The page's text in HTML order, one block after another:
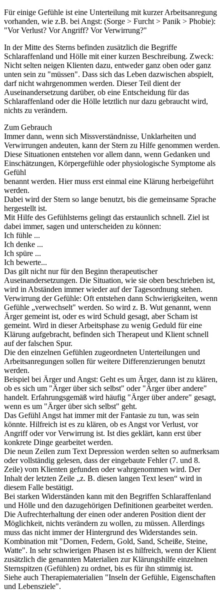
Für einige Gefühle ist eine Unterteilung mit kurzer Arbeitsanregung
vorhanden, wie z.B. bei Angst: (Sorge > Furcht > Panik > Phobie):
"Vor Verlust? Vor Angriff? Vor Verwirrung?"
In der Mitte des Sterns befinden zusätzlich die Begriffe
Schlaraffenland und Hölle mit einer kurzen Beschreibung. Zweck:
Nicht selten neigen Klienten dazu, entweder ganz oben oder ganz
unten sein zu "müssen". Dass sich das Leben dazwischen abspielt,
darf nicht wahrgenommen werden. Dieser Teil dient der
Auseinandersetzung darüber, ob eine Entscheidung für das
Schlaraffenland oder die Hölle letztlich nur dazu gebraucht wird,
nichts zu verändern.
Zum Gebrauch
Immer dann, wenn sich Missverständnisse, Unklarheiten und
Verwirrungen andeuten, kann der Stern zu Hilfe genommen werden.
Diese Situationen entstehen vor allem dann, wenn Gedanken und
Einschätzungen, Körpergefühle oder physiologische Symptome als
Gefühl
benannt werden. Hier muss erst einmal eine Klärung herbeigeführt
werden.
Dabei wird der Stern so lange benutzt, bis die gemeinsame Sprache
hergestellt ist.
Mit Hilfe des Gefühlsterns gelingt das erstaunlich schnell. Ziel ist
dabei immer, sagen und unterscheiden zu können:
Ich fühle ...
Ich denke ...
Ich spüre ...
Ich bewerte...
Das gilt nicht nur für den Beginn therapeutischer
Auseinandersetzungen. Die Situation, wie sie oben beschrieben ist,
wird in Abständen immer wieder auf der Tagesordnung stehen.
Verwirrung der Gefühle: Oft entstehen dann Schwierigkeiten, wenn
Gefühle „verwechselt" werden. So wird z. B. Wut genannt, wenn
Ärger gemeint ist, oder es wird Schuld gesagt, aber Scham ist
gemeint. Wird in dieser Arbeitsphase zu wenig Geduld für eine
Klärung aufgebracht, befinden sich Therapeut und Klient schnell
auf der falschen Spur.
Die den einzelnen Gefühlen zugeordneten Unterteilungen und
Arbeitsanregungen sollen für weitere Differenzierungen benutzt
werden.
Beispiel bei Ärger und Angst: Geht es um Ärger, dann ist zu klären,
ob es sich um "Ärger über sich selbst" oder "Ärger über andere"
handelt. Erfahrungsgemäß wird häufig "Ärger über andere" gesagt,
wenn es um "Ärger über sich selbst" geht.
Das Gefühl Angst hat immer mit der Fantasie zu tun, was sein
könnte. Hilfreich ist es zu klären, ob es Angst vor Verlust, vor
Angriff oder vor Verwirrung ist. Ist dies geklärt, kann erst über
konkrete Dinge gearbeitet werden.
Die neun Zeilen zum Text Depression werden selten so aufmerksam
oder vollständig gelesen, dass der eingebaute Fehler (7. und 8.
Zeile) vom Klienten gefunden oder wahrgenommen wird. Der
Inhalt der letzten Zeile „z. B. diesen langen Text lesen“ wird in
diesem Falle bestätigt.
Bei starken Widerständen kann mit den Begriffen Schlaraffenland
und Hölle und den dazugehörigen Definitionen gearbeitet werden.
Die Aufrechterhaltung der einen oder anderen Position dient der
Möglichkeit, nichts verändern zu wollen, zu müssen. Allerdings
muss das nicht immer der Hintergrund des Widerstandes sein.
Kombination mit "Dornen, Federn, Gold, Sand, Scheiße, Steine,
Watte". In sehr schwierigen Phasen ist es hilfreich, wenn der Klient
zusätzlich die genannten Materialien zur Klärungshilfe einzelnen
Sternspitzen (Gefühlen) zu ordnet, bis es für ihn stimmig ist.
Siehe auch Therapiematerialien "Inseln der Gefühle, Eigenschaften
und Lebensziele".